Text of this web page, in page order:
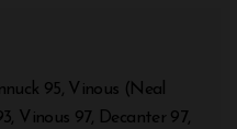
95, Vinous (Neal
Vinous 97, Decanter 97,